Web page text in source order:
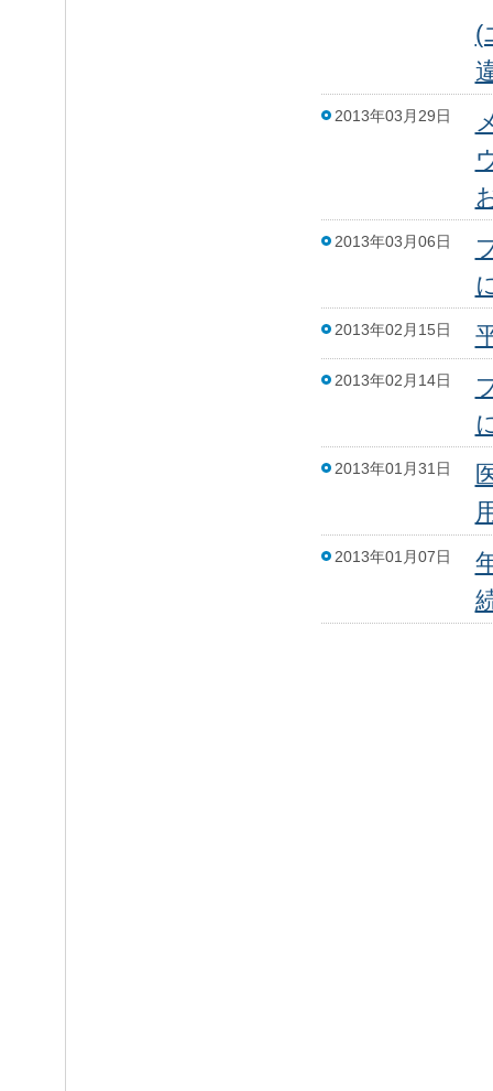
(
2013年03月29日
2013年03月06日
2013年02月15日
2013年02月14日
2013年01月31日
2013年01月07日